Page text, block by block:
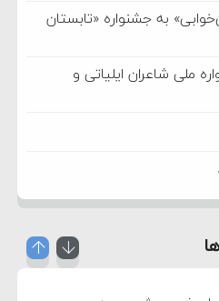
به جشنواره «تابستان
ملی شاعران ایلیاتی و